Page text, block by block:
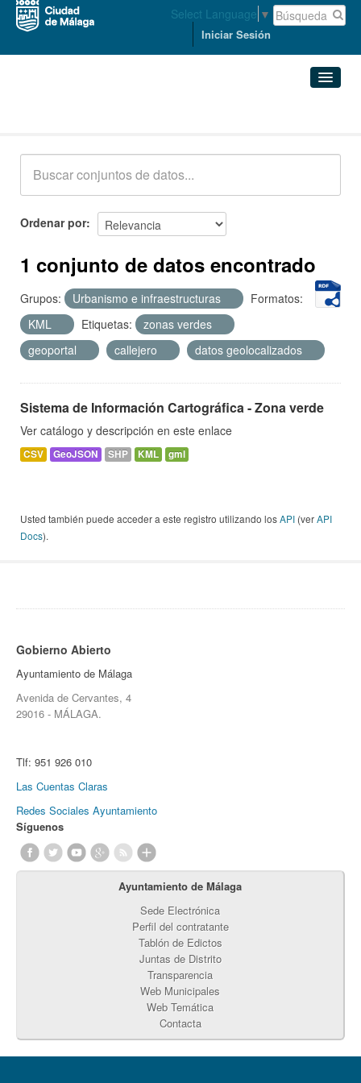
Select Language ▼
Iniciar Sesión
Acerca de
Ordenar por
1 conjunto de datos encontrado
Grupos: Urbanismo e infraestructuras
Formatos:
KML
Etiquetas:
zonas verdes
geoportal
callejero datos geolocalizados
Sistema de Información Cartográfica - Zona verde
Ver catálogo y descripción en este enlace
CSV GeoJSON SHP KML gml
Usted también puede acceder a este registro utilizando losAPI (verAPI
Docs).
Gobierno Abierto
Ayuntamiento de Málaga
Avenida de Cervantes, 4
29016 - MÁLAGA.
Tlf: 951 926 010
Las Cuentas Claras
Redes Sociales Ayuntamiento
Síguenos
Ayuntamiento de Málaga
Sede Electrónica
Perfil del contratante
Tablón de Edictos
Juntas de Distrito
Transparencia
Web Municipales
Web Temática
Contacta